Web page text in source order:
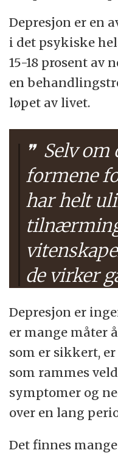
Depresjon er en
i det psykiske
15-18 prosent av
en
løpet av livet.
Selv om
formene
har helt
de virker
Depresjon er
er mange måter
som er sikkert,
som rammes
symptomer og
over en lang
Det finnes